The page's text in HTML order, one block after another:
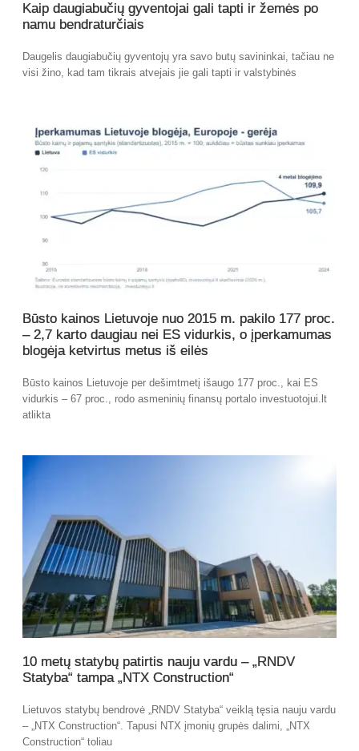
Kaip daugiabučių gyventojai gali tapti ir žemės po
namu bendraturčiais
Daugelis daugiabučių gyventojų yra savo butų savininkai, tačiau ne
visi žino, kad tam tikrais atvejais jie gali tapti ir valstybinės
Būsto kainos Lietuvoje nuo 2015 m. pakilo 177 proc.
– 2,7 karto daugiau nei ES vidurkis, o įperkamumas
blogėja ketvirtus metus iš eilės
Būsto kainos Lietuvoje per dešimtmetį išaugo 177 proc., kai ES
vidurkis – 67 proc., rodo asmeninių finansų portalo investuotojui.lt
atlikta
10 metų statybų patirtis nauju vardu – „RNDV
Statyba“ tampa „NTX Construction“
Lietuvos statybų bendrovė „RNDV Statyba“ veiklą tęsia nauju vardu
– „NTX Construction“. Tapusi NTX įmonių grupės dalimi, „NTX
Construction“ toliau